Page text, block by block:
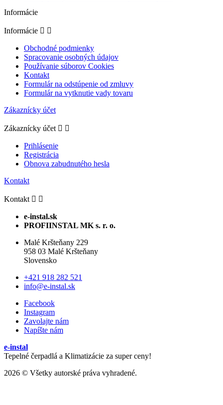
Informácie
Informácie  
Obchodné podmienky
Spracovanie osobných údajov
Používanie súborov Cookies
Kontakt
Formulár na odstúpenie od zmluvy
Formulár na vytknutie vady tovaru
Zákaznícky účet
Zákaznícky účet  
Prihlásenie
Registrácia
Obnova zabudnutého hesla
Kontakt
Kontakt  
e-instal.sk
PROFIINSTAL MK s. r. o.
Malé Kršteňany 229
958 03 Malé Kršteňany
Slovensko
+421 918 282 521
info@e-instal.sk
Facebook
Instagram
Zavolajte nám
Napíšte nám
e-instal
Tepelné čerpadlá a Klimatizácie za super ceny!
2026 © Všetky autorské práva vyhradené.